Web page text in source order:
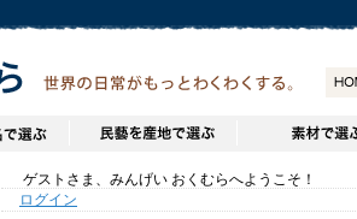
ゲストさま、みんげい おくむらへようこそ！
ログイン